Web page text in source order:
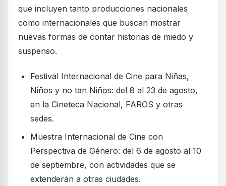
que incluyen tanto producciones nacionales
como internacionales que buscan mostrar
nuevas formas de contar historias de miedo y
suspenso.
Festival Internacional de Cine para Niñas,
Niños y no tan Niños: del 8 al 23 de agosto,
en la Cineteca Nacional, FAROS y otras
sedes.
Muestra Internacional de Cine con
Perspectiva de Género: del 6 de agosto al 10
de septiembre, con actividades que se
extenderán a otras ciudades.